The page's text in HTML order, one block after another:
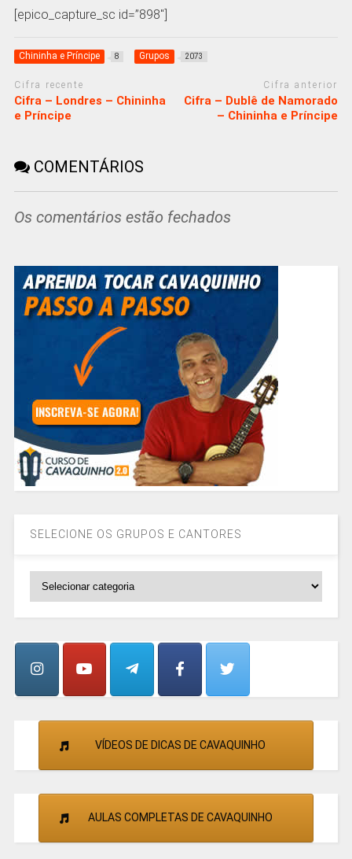
[epico_capture_sc id=”898″]
Chininha e Príncipe 8 Grupos 2073
Cifra recente
Cifra – Londres – Chininha
e Príncipe
Cifra anterior
Cifra – Dublê de Namorado
– Chininha e Príncipe
COMENTÁRIOS
Os comentários estão fechados
SELECIONE OS GRUPOS E CANTORES
SELECIONE
CANTORES
VÍDEOS DE DICAS DE CAVAQUINHO
AULAS COMPLETAS DE CAVAQUINHO